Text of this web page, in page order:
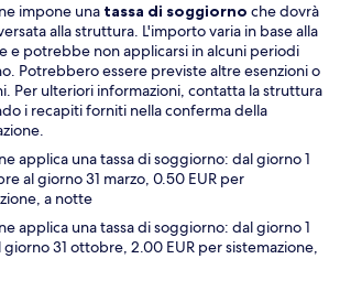
impone una tassa di soggiorno che dovrà
alla struttura. L'importo varia in base alla
e potrebbe non applicarsi in alcuni periodi
Potrebbero essere previste altre esenzioni o
Per ulteriori informazioni, contatta la struttura
i recapiti forniti nella conferma della
applica una tassa di soggiorno: dal giorno 1
al giorno 31 marzo, 0.50 EUR per
a notte
applica una tassa di soggiorno: dal giorno 1
giorno 31 ottobre, 2.00 EUR per sistemazione,